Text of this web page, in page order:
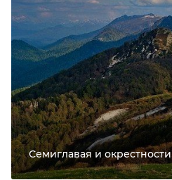
Семиглавая и окрестности